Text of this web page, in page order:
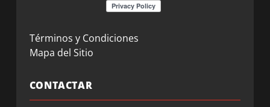
Términos y Condiciones
Mapa del Sitio
CONTACTAR